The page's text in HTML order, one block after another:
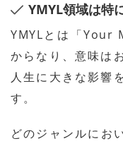
YMYL領域は特
YMYLとは「Your
からなり、意味は
人生に大きな影響
す。
どのジャンルにお